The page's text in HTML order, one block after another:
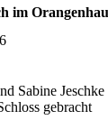
im
Sabine
gebracht